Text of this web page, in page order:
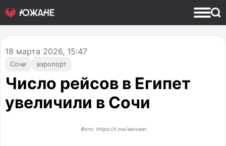
Сочи аэропорт
18 марта 2026, 15:47
Число рейсов в Египет
увеличили в Сочи
Фото: https://t.me/aeroaer